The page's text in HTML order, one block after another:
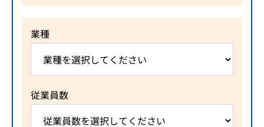
業種
従業員数